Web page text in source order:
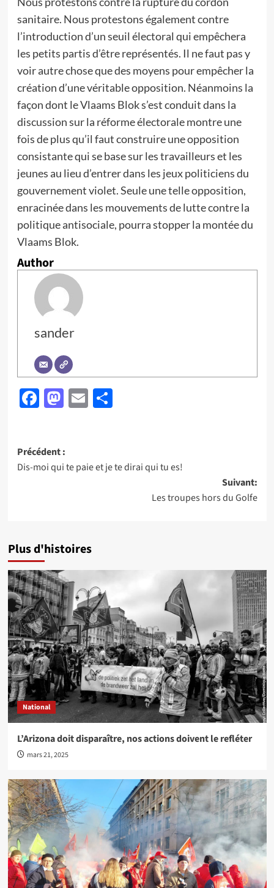
sanitaire. Nous protestons également contre
l’introduction d’un seuil électoral qui empêchera
les petits partis d’être représentés. Il ne faut pas y
voir autre chose que des moyens pour empêcher la
création d’une véritable opposition. Néanmoins la
façon dont le Vlaams Blok s’est conduit dans la
discussion sur la réforme électorale montre une
fois de plus qu’il faut construire une opposition
consistante qui se base sur les travailleurs et les
jeunes au lieu d’entrer dans les jeux politiciens du
gouvernement violet. Seule une telle opposition,
enracinée dans les mouvements de lutte contre la
politique antisociale, pourra stopper la montée du
Vlaams Blok.
Author
sander
Facebook
Mastodon
EmailPartager
Navigation
d’article
Précédent :
Dis-moi qui te paie et je te dirai qui tu es!
Suivant:
Les troupes hors du Golfe
Plus d'histoires
National
L’Arizona doit disparaître, nos actions doivent le refléter
mars 21, 2025